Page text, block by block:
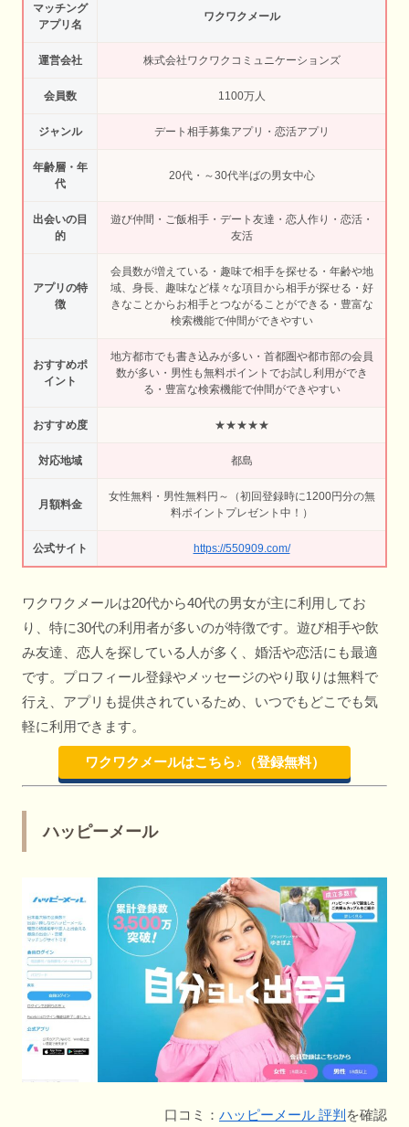
マッチング
アプリ名
ワクワクメール
運営会社 株式会社ワクワクコミュニケーションズ
会員数 1100万人
ジャンル デート相手募集アプリ・恋活アプリ
年齢層・年
代
20代・～30代半ばの男女中心
出会いの目
的
遊び仲間・ご飯相手・デート友達・恋人作り・恋活・
友活
アプリの特
徴
会員数が増えている・趣味で相手を探せる・年齢や地
域、身長、趣味など様々な項目から相手が探せる・好
きなことからお相手とつながることができる・豊富な
検索機能で仲間ができやすい
おすすめポ
イント
地方都市でも書き込みが多い・首都圏や都市部の会員
数が多い・男性も無料ポイントでお試し利用ができ
る・豊富な検索機能で仲間ができやすい
おすすめ度 ★★★★★
対応地域 都島
月額料金
女性無料・男性無料円～（初回登録時に1200円分の無
料ポイントプレゼント中！）
公式サイト https://550909.com/
ワクワクメールは20代から40代の男女が主に利用してお
り、特に30代の利用者が多いのが特徴です。遊び相手や飲
み友達、恋人を探している人が多く、婚活や恋活にも最適
です。プロフィール登録やメッセージのやり取りは無料で
行え、アプリも提供されているため、いつでもどこでも気
軽に利用できます。
ワクワクメールはこちら♪（登録無料）
ハッピーメール
口コミ： ハッピーメール 評判 を確認